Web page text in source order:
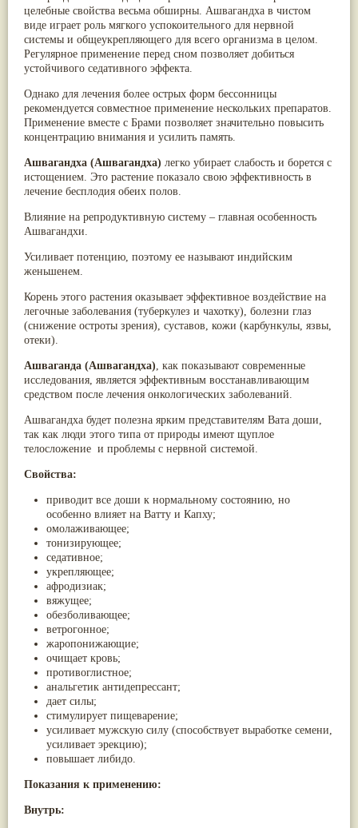
целебные свойства весьма обширны. Ашвагандха в чистом
виде играет роль мягкого успокоительного для нервной
системы и общеукрепляющего для всего организма в целом.
Регулярное применение перед сном позволяет добиться
устойчивого седативного эффекта.
Однако для лечения более острых форм бессонницы
рекомендуется совместное применение нескольких препаратов.
Применение вместе с Брами позволяет значительно повысить
концентрацию внимания и усилить память.
Ашвагандха (Ашвагандха) легко убирает слабость и борется с
истощением. Это растение показало свою эффективность в
лечение бесплодия обеих полов.
Влияние на репродуктивную систему – главная особенность
Ашвагандхи.
Усиливает потенцию, поэтому ее называют индийским
женьшенем.
Корень этого растения оказывает эффективное воздействие на
легочные заболевания (туберкулез и чахотку), болезни глаз
(снижение остроты зрения), суставов, кожи (карбункулы, язвы,
отеки).
Ашваганда (Ашвагандха) , как показывают современные
исследования, является эффективным восстанавливающим
средством после лечения онкологических заболеваний.
Ашвагандха будет полезна ярким представителям Вата доши,
так как люди этого типа от природы имеют щуплое
телосложение и проблемы с нервной системой.
Свойства:
приводит все доши к нормальному состоянию, но
особенно влияет на Ватту и Капху;
омолаживающее;
тонизирующее;
седативное;
укрепляющее;
афродизиак;
вяжущее;
обезболивающее;
ветрогонное;
жаропонижающие;
очищает кровь;
противоглистное;
анальгетик антидепрессант;
дает силы;
стимулирует пищеварение;
усиливает мужскую силу (способствует выработке семени,
усиливает эрекцию);
повышает либидо.
Показания к применению:
Внутрь:
Паслён черный(13)
Ипомея(12)
Коричник цейлонский(12)
Мирра(12)
Розовая соль (12)
Виноград(11)
Каменная соль (11)
Коровье молоко(11)
Мукуна жгучая(11)
Патала(11)
Перец чаба(11)
Соссюрея/кушта(11)
Алойное дерево (10)
Асафетида
Пармелия (10)
Тмин обыкновенный
Вишня гималайская(9)
Данти(9)
Мурва(9)
Птерокарпус мешковидный
Жасмин(8)
Каранджа(8)
Касторовое масло(8)
(8)
(8)
more...